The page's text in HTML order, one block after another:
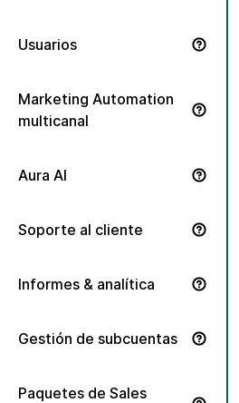
Usuarios
Marketing Automation
multicanal
Aura AI
Soporte al cliente
Informes & analítica
Gestión de subcuentas
Paquetes de Sales